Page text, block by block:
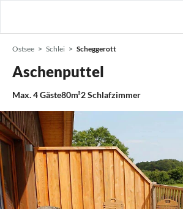
Ostsee Schlei Scheggerott
Aschenputtel
Max.4Gäste80m²2Schlafzimmer